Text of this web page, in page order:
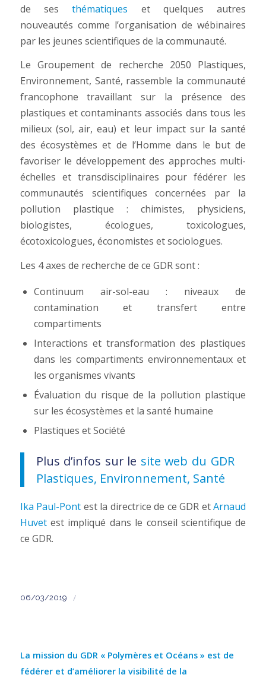
de sesthématiques et quelques autres
nouveautés comme l’organisation de wébinaires
par les jeunes scientifiques de la communauté.
Le Groupement de recherche 2050 Plastiques,
Environnement, Santé, rassemble la communauté
francophone travaillant sur la présence des
plastiques et contaminants associés dans tous les
milieux (sol, air, eau) et leur impact sur la santé
des écosystèmes et de l’Homme dans le but de
favoriser le développement des approches multi-
échelles et transdisciplinaires pour fédérer les
communautés scientifiques concernées par la
pollution plastique : chimistes, physiciens,
biologistes, écologues, toxicologues,
écotoxicologues, économistes et sociologues.
Les 4 axes de recherche de ce GDR sont :
Continuum air-sol-eau : niveaux de
contamination et transfert entre
compartiments
Interactions et transformation des plastiques
dans les compartiments environnementaux et
les organismes vivants
Évaluation du risque de la pollution plastique
sur les écosystèmes et la santé humaine
Plastiques et Société
Plus d’infos sur le site web du GDR
Plastiques, Environnement, Santé
Ika Paul-Pont est la directrice de ce GDR etArnaud
Huvetest impliqué dans le conseil scientifique de
ce GDR.
06/03/2019 /
La mission du GDR « Polymères et Océans » est de
fédérer et d’améliorer la visibilité de la